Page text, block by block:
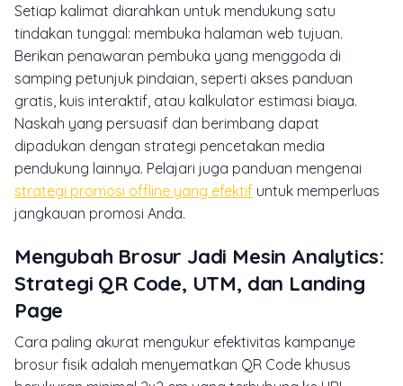
Setiap kalimat diarahkan untuk mendukung satu
tindakan tunggal: membuka halaman web tujuan.
Berikan penawaran pembuka yang menggoda di
samping petunjuk pindaian, seperti akses panduan
gratis, kuis interaktif, atau kalkulator estimasi biaya.
Naskah yang persuasif dan berimbang dapat
dipadukan dengan strategi pencetakan media
pendukung lainnya. Pelajari juga panduan mengenai
strategi promosi offline yang efektif untuk memperluas
jangkauan promosi Anda.
Mengubah Brosur Jadi Mesin Analytics:
Strategi QR Code, UTM, dan Landing
Page
Cara paling akurat mengukur efektivitas kampanye
brosur fisik adalah menyematkan QR Code khusus